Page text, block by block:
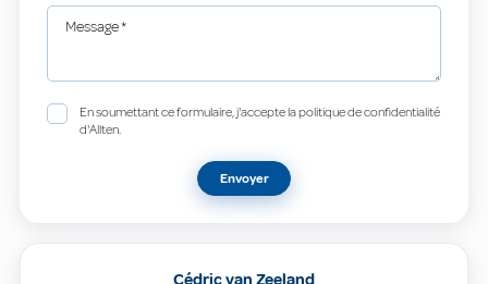
Message*
En soumettant ce formulaire, j'accepte la politique de confidentialité
d'Allten.
Envoyer